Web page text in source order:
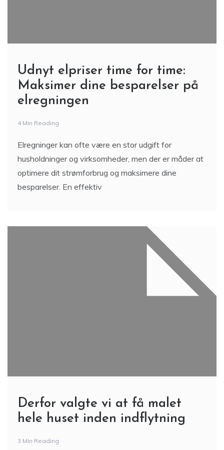
Udnyt elpriser time for time:
Maksimer dine besparelser på
elregningen
4 Min Reading
Elregninger kan ofte være en stor udgift for
husholdninger og virksomheder, men der er måder at
optimere dit strømforbrug og maksimere dine
besparelser. En effektiv
Derfor valgte vi at få malet
hele huset inden indflytning
3 Min Reading